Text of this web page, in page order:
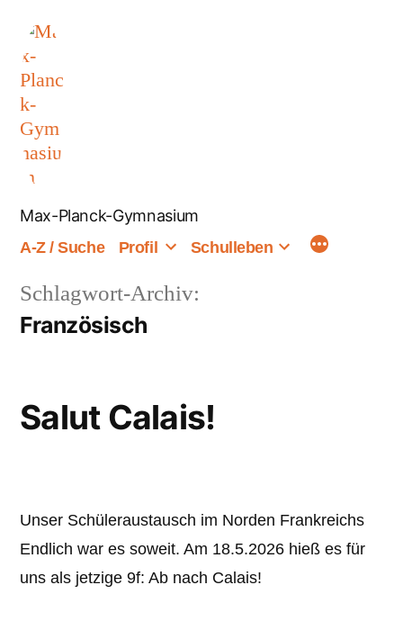
Inhalt
springen
Max-Planck-Gymnasium
A-Z / Suche Profil Schulleben
Schlagwort-Archiv:
Französisch
Salut Calais!
Unser Schüleraustausch im Norden Frankreichs
Endlich war es soweit. Am 18.5.2026 hieß es für
uns als jetzige 9f: Ab nach Calais!